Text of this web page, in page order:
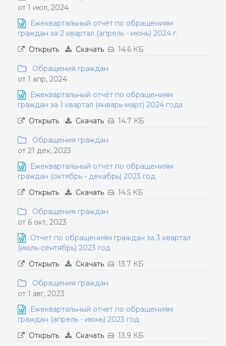
от 1 июл, 2024
Ежеквартальный отчёт по обращениям
граждан за 2 квартал (апрель - июнь) 2024 г.
Открыть
Скачать 14.6 КБ
Обращения граждан
от 1 апр, 2024
Ежеквартальный отчёт по обращениям
граждан за 1 квартал (январь-март) 2024 года
Открыть
Скачать 14.7 КБ
Обращения граждан
от 21 дек, 2023
Ежеквартальный отчет по обращениям
граждан (октябрь - декабрь) 2023 год
Открыть
Скачать 14.5 КБ
Обращения граждан
от 6 окт, 2023
Отчет по обращениям граждан за 3 квартал
(июль-сентябрь) 2023 год
Открыть
Скачать 13.7 КБ
Обращения граждан
от 1 авг, 2023
Ежеквартальный отчет по обращениям
граждан (апрель - июнь) 2023 год
Открыть
Скачать 13.9 КБ